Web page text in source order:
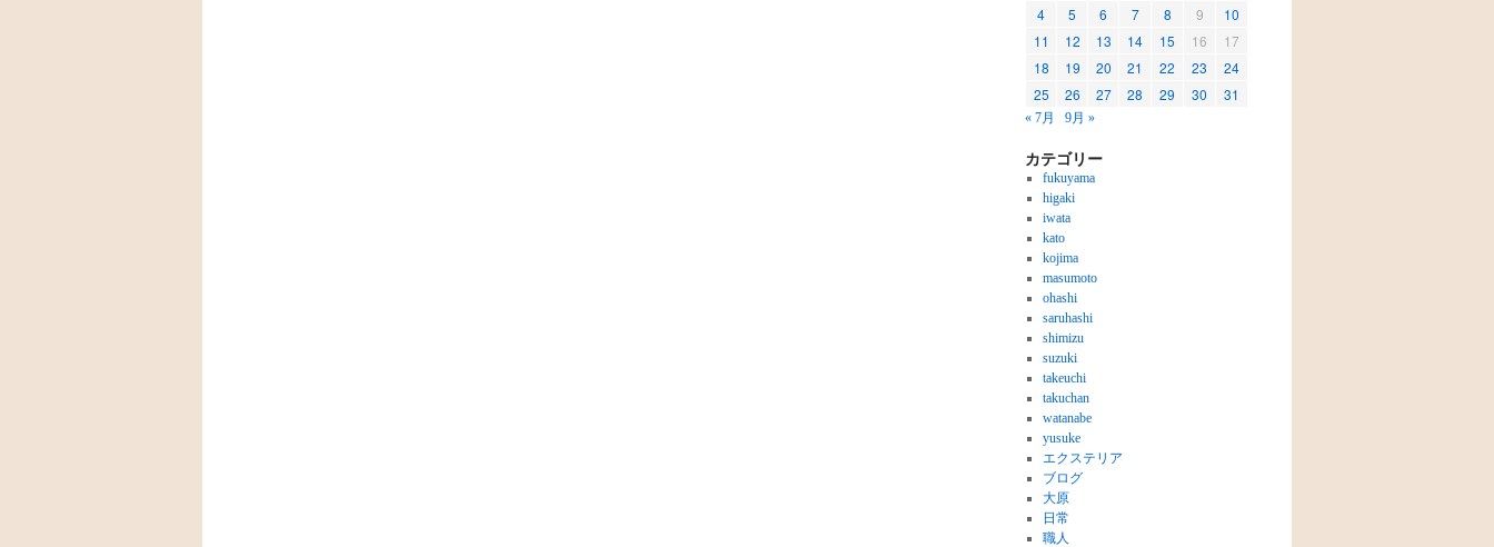
4
5 6 7 8 9
10
11
12 13 14 15 16
17
18
19 20 21 22 23
24
25
26 27 28 29 30 31
« 7月 9月 »
カテゴリー
fukuyama
higaki
iwata
kato
kojima
masumoto
ohashi
saruhashi
shimizu
suzuki
takeuchi
takuchan
watanabe
yusuke
エクステリア
ブログ
大原
日常
職人